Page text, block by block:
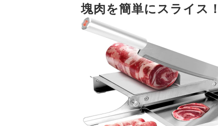
5 より便利に使えるプラスαの機能にも注
生ハム・ミートスライサー全10商品おすすめ人
安く手に入れたい！中古でも買える？
おいしい生ハムを見つけよう
野菜のスライス・千切りにはスライサーが便利
生ハム・ミートスライサーの売れ筋ランキング
塊肉を簡単にスライス